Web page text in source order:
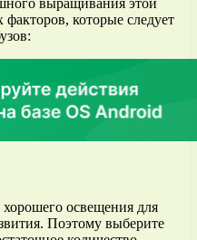
выращивания этой
которые следует
освещения для
Поэтому выберите